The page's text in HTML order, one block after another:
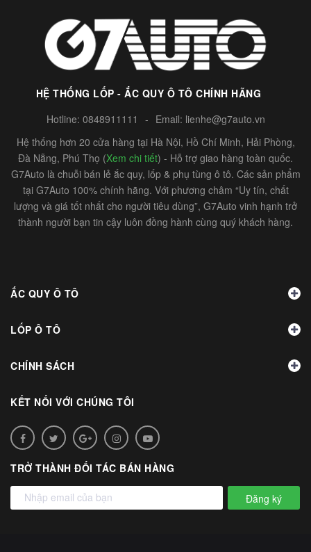
HỆ THỐNG LỐP - ẮC QUY Ô TÔ CHÍNH HÃNG
Hotline: 0848911111 - Email: lienhe@g7auto.vn
Hệ thống hơn 20 cửa hàng tại Hà Nội, Hồ Chí Minh, Hải Phòng,
Đà Nẵng, Phú Thọ (Xem chi tiết) - Hỗ trợ giao hàng toàn quốc.
G7Auto là chuỗi bán lẻ ắc quy, lốp & phụ tùng ô tô. Các sản phẩm
tại G7Auto 100% chính hãng. Với phương châm “Uy tín, chất
lượng và giá tốt nhất cho người tiêu dùng”, G7Auto vinh hạnh trở
thành người bạn tin cậy luôn đồng hành cùng quý khách hàng.
ẮC QUY Ô TÔ
LỐP Ô TÔ
CHÍNH SÁCH
KẾT NỐI VỚI CHÚNG TÔI
TRỞ THÀNH ĐỐI TÁC BÁN HÀNG
Đăng ký